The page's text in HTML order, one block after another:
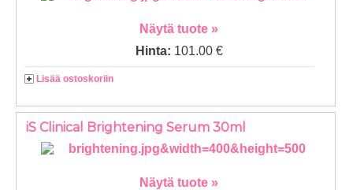
Näytä tuote »
Hinta: 101.00 €
Lisää ostoskoriin
iS Clinical Brightening Serum 30ml
Näytä tuote »